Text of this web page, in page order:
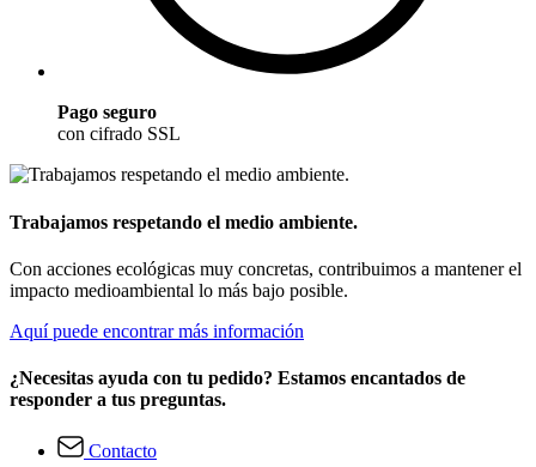
Pago seguro
con cifrado SSL
Trabajamos respetando el medio ambiente.
Con acciones ecológicas muy concretas, contribuimos a mantener el
impacto medioambiental lo más bajo posible.
Aquí puede encontrar más información
¿Necesitas ayuda con tu pedido? Estamos encantados de
responder a tus preguntas.
Contacto